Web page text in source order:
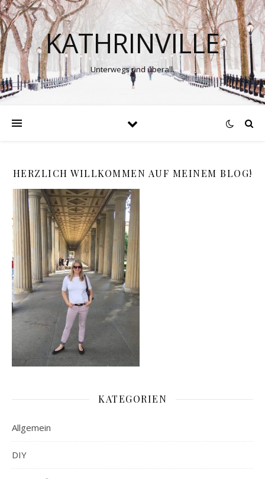
KATHRINVILLE
Unterwegs und überall.
HERZLICH WILLKOMMEN AUF MEINEM BLOG!
KATEGORIEN
Allgemein
DIY